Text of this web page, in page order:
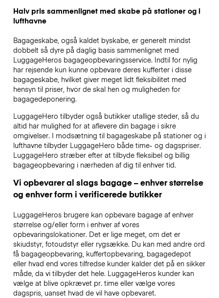
Halv pris sammenlignet med skabe på stationer og i
lufthavne
Bagageskabe, også kaldet byskabe, er generelt mindst
dobbelt så dyre på daglig basis sammenlignet med
LuggageHeros bagageopbevaringsservice. Indtil for nylig
har rejsende kun kunne opbevare deres kufferter i disse
bagageskabe, hvilket giver meget lidt fleksibilitet med
hensyn til priser, hvor de skal hen og muligheden for
bagagedeponering.
LuggageHero tilbyder også butikker utallige steder, så du
altid har mulighed for at aflevere din bagage i sikre
omgivelser. I modsætning til bagageskabe på stationer og i
lufthavne tilbyder LuggageHero både time- og dagspriser.
LuggageHero stræber efter at tilbyde fleksibel og billig
bagageopbevaring i nærheden af dig til enhver tid.
Vi opbevarer al slags bagage – enhver størrelse
og enhver form i verificerede butikker
LuggageHeros brugere kan opbevare bagage af enhver
størrelse og/eller form i enhver af vores
opbevaringslokationer. Det er lige meget, om det er
skiudstyr, fotoudstyr eller rygsække. Du kan med andre ord
få bagageopbevaring, kuffertopbevaring, bagagedepot
eller hvad end vores tilfredse kunder kalder det på en sikker
måde, da vi tilbyder det hele. LuggageHeros kunder kan
vælge at blive opkrævet pr. time eller vælge vores
dagspris, uanset hvad de vil have opbevaret.